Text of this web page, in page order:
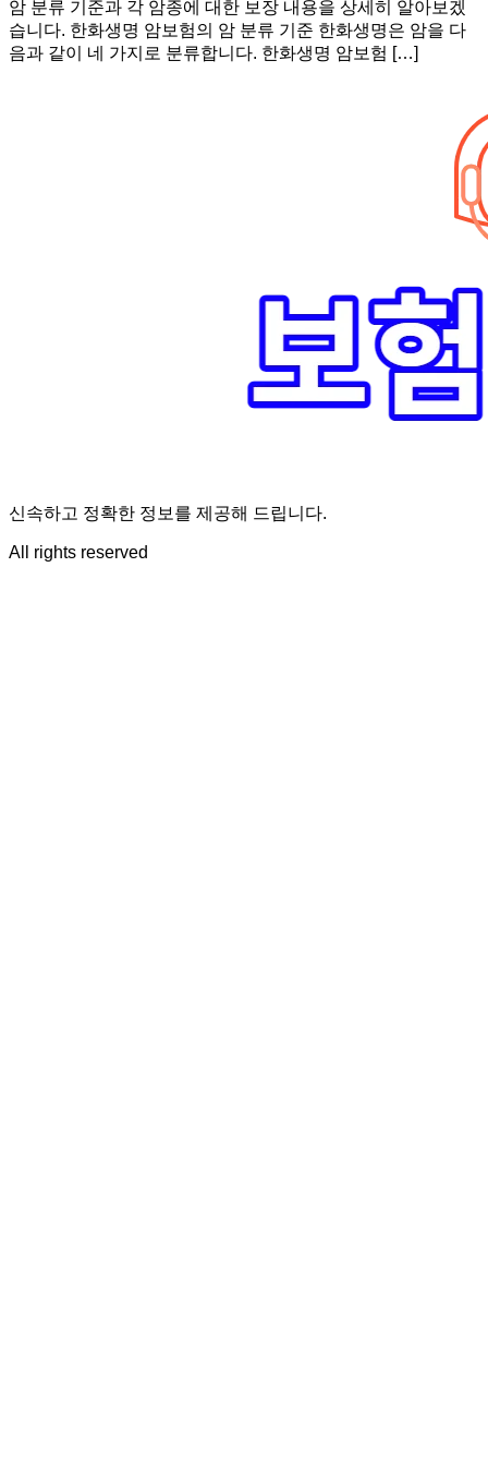
암 분류 기준과 각 암종에 대한 보장 내용을 상세히 알아보겠
습니다. 한화생명 암보험의 암 분류 기준 한화생명은 암을 다
음과 같이 네 가지로 분류합니다. 한화생명 암보험 […]
신속하고 정확한 정보를 제공해 드립니다.
All rights reserved